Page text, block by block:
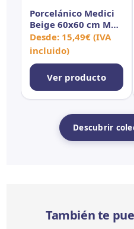
Porcelánico Medici
Beige 60x60 cm MT
Rect Inout
Desde: 15,49€ (IVA
incluido)
Ver producto
Descubrir
También te